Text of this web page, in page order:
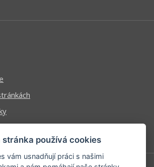
stránka používá cookies
vám usnadňují práci s našimi